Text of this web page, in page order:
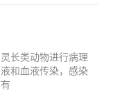
长类动物进行病理
和血液传染，感染